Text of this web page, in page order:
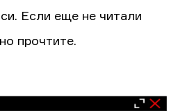
Если еще не читали
прочтите.